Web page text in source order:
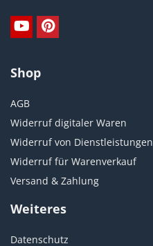
Shop
AGB
Widerruf digitaler Waren
Widerruf von Dienstleistungen
Widerruf für Warenverkauf
Versand & Zahlung
Weiteres
Datenschutz